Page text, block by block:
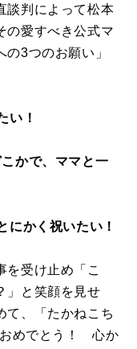
談判によって松本
の愛すべき公式マ
3つのお願い」
い！
かで、ママと一
かく祝いたい！
を受け止め「こ
」と笑顔を見せ
て、「たかねこち
おめでとう！ 心か